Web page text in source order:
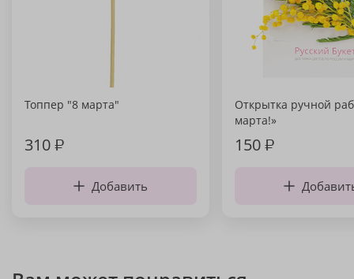
Топпер "8 марта"
310₽
Добавить
Открытка ручной
марта!»
150₽